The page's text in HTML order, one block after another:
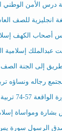
درس الأمن الوطني
انجليزية للصف
أصحاب الكهف
إسلامية
إلى الجنة الصف
رجاله ونساؤه
اسلامية الصف التاسع
ومواساة
سورة يس 1-12 إسلامية